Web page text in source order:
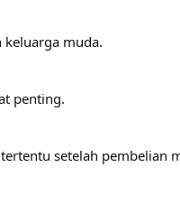
keluarga muda.
penting.
setelah pembelian